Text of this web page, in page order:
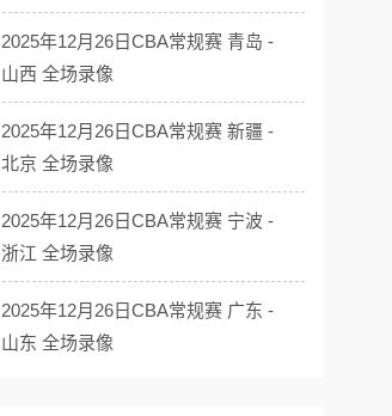
2025年12月26日CBA常规赛 青岛 -
山西 全场录像
2025年12月26日CBA常规赛 新疆 -
北京 全场录像
2025年12月26日CBA常规赛 宁波 -
浙江 全场录像
2025年12月26日CBA常规赛 广东 -
山东 全场录像